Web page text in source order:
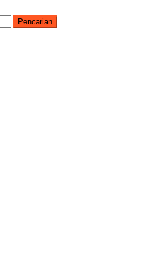
Pencarian